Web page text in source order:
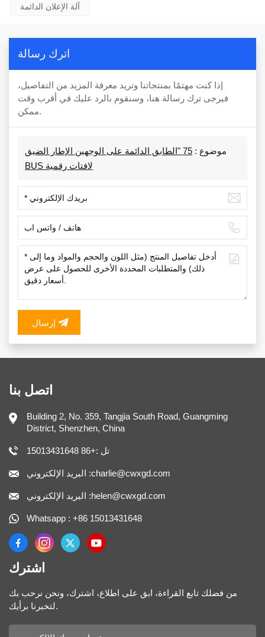
آلة الإعلان الدائمة
اترك رسالة
إذا كنت مهتمًا بمنتجاتنا وتريد معرفة المزيد من التفاصيل،
فيرجى ترك رسالة هنا، وسنقوم بالرد عليك في أقرب وقت
ممكن.
موضوع :
75 "الطابق الدائمة على الوجهين الإطار الضيق
BUS لافتات رقمية
إرسال
اتصل بنا
Building 2, No. 359, Tangjia South Road, Guangming
District, Shenzhen, China
تل :+86 15013431648
البريد الإلكتروني :charlie@cwxgd.com
البريد الإلكتروني :helen@cwxgd.com
Whatsapp : +86 15013431648
اشترك
من فضلك تابع القراءة، ابق على اطلاع، اشترك، ونحن نرحب بك
لتخبرنا برأيك.